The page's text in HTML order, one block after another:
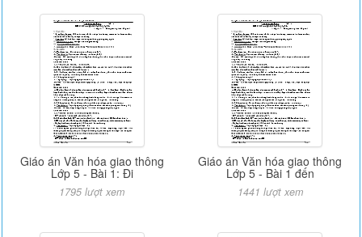
Giáo án Văn hóa giao thông
Lớp 5 - Bài 1: Đi
1795 lượt xem
Giáo án Văn hóa giao thông
Lớp 5 - Bài 1 đến
1441 lượt xem